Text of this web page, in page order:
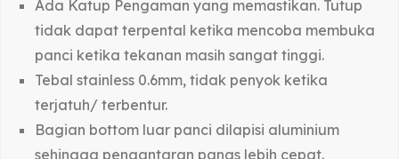
Ada Katup Pengaman yang memastikan. Tutup
tidak dapat terpental ketika mencoba membuka
panci ketika tekanan masih sangat tinggi.
Tebal stainless 0.6mm, tidak penyok ketika
terjatuh/ terbentur.
Bagian bottom luar panci dilapisi aluminium
sehingga pengantaran panas lebih cepat.